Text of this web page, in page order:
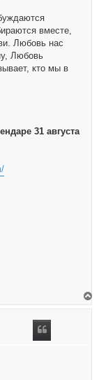
вместе,
Любовь нас
Любовь
кто мы в
31 августа